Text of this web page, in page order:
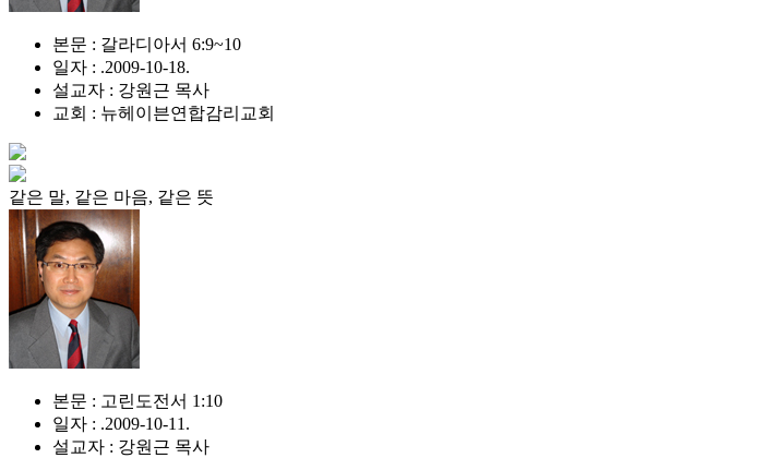
본문 : 갈라디아서 6:9~10
일자 : .2009-10-18.
설교자 : 강원근 목사
교회 : 뉴헤이븐연합감리교회
같은 말, 같은 마음, 같은 뜻
본문 : 고린도전서 1:10
일자 : .2009-10-11.
설교자 : 강원근 목사